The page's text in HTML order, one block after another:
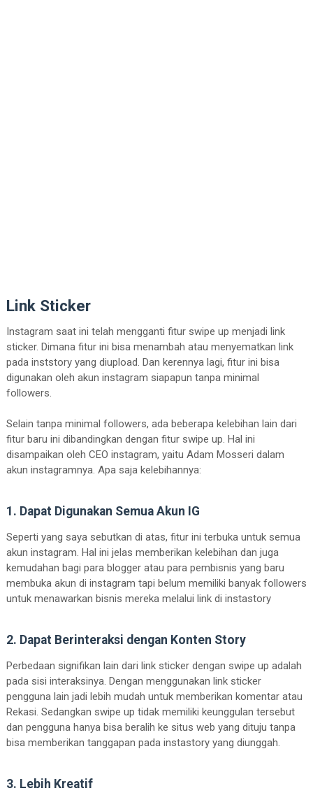
Link Sticker
Instagram saat ini telah mengganti fitur swipe up menjadi link
sticker. Dimana fitur ini bisa menambah atau menyematkan link
pada inststory yang diupload. Dan kerennya lagi, fitur ini bisa
digunakan oleh akun instagram siapapun tanpa minimal
followers.
Selain tanpa minimal followers, ada beberapa kelebihan lain dari
fitur baru ini dibandingkan dengan fitur swipe up. Hal ini
disampaikan oleh CEO instagram, yaitu Adam Mosseri dalam
akun instagramnya. Apa saja kelebihannya:
1. Dapat Digunakan Semua Akun IG
Seperti yang saya sebutkan di atas, fitur ini terbuka untuk semua
akun instagram. Hal ini jelas memberikan kelebihan dan juga
kemudahan bagi para blogger atau para pembisnis yang baru
membuka akun di instagram tapi belum memiliki banyak followers
untuk menawarkan bisnis mereka melalui link di instastory
2. Dapat Berinteraksi dengan Konten Story
Perbedaan signifikan lain dari link sticker dengan swipe up adalah
pada sisi interaksinya. Dengan menggunakan link sticker
pengguna lain jadi lebih mudah untuk memberikan komentar atau
Rekasi. Sedangkan swipe up tidak memiliki keunggulan tersebut
dan pengguna hanya bisa beralih ke situs web yang dituju tanpa
bisa memberikan tanggapan pada instastory yang diunggah.
3. Lebih Kreatif